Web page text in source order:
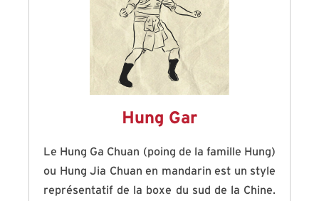
général Yue Fei (1103- 1142) avec une boxe
appelée alors Yao san Shou (ou les trois
Hung Gar
Le Hung Ga Chuan (poing de la famille Hung)
ou Hung Jia Chuan en mandarin est un style
représentatif de la boxe du sud de la Chine.